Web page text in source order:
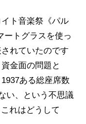
ト音楽祭《パル
ートグラスを使っ
れていたのです
金面の問題と
ある総座席数
い、という不思議
れはどうして